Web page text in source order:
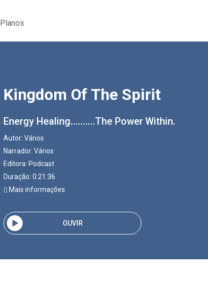
Planos
Kingdom Of The Spirit
Energy Healing..........The Power Within.
Autor: Vários
Narrador: Vários
Editora: Podcast
Duração: 0:21:36
Mais informações
OUVIR